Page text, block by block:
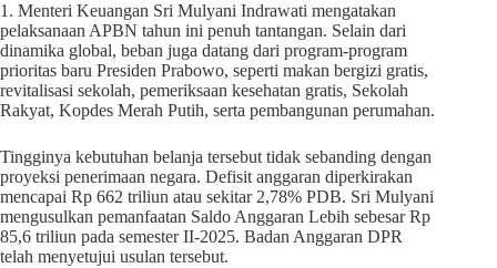
1. Menteri Keuangan Sri Mulyani Indrawati mengatakan
pelaksanaan APBN tahun ini penuh tantangan. Selain dari
dinamika global, beban juga datang dari program-program
prioritas baru Presiden Prabowo, seperti makan bergizi gratis,
revitalisasi sekolah, pemeriksaan kesehatan gratis, Sekolah
Rakyat, Kopdes Merah Putih, serta pembangunan perumahan.
Tingginya kebutuhan belanja tersebut tidak sebanding dengan
proyeksi penerimaan negara. Defisit anggaran diperkirakan
mencapai Rp 662 triliun atau sekitar 2,78% PDB. Sri Mulyani
mengusulkan pemanfaatan Saldo Anggaran Lebih sebesar Rp
85,6 triliun pada semester II-2025. Badan Anggaran DPR
telah menyetujui usulan tersebut.